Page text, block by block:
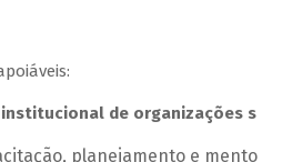
de organizações
planejamento e